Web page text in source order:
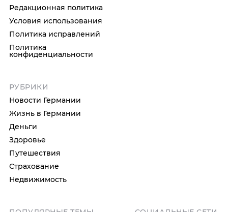
Редакционная политика
Условия использования
Политика исправлений
Политика
конфиденциальности
РУБРИКИ
Новости Германии
Жизнь в Германии
Деньги
Здоровье
Путешествия
Страхование
Недвижимость